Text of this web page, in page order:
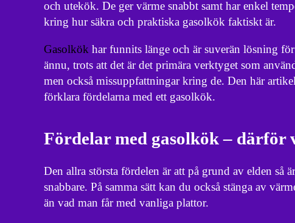
och utekök. De ger värme snabbt samt har enkel
kring hur säkra och praktiska gasolkök faktiskt är.
Gasolkök har funnits länge och är suverän lösning
ännu, trots att det är det primära verktyget som
men också missuppfattningar kring de. Den här
förklara fördelarna med ett gasolkök.
Fördelar med gasolkök – därför
Den allra största fördelen är att på grund av elden så
snabbare. På samma sätt kan du också stänga av
än vad man får med vanliga plattor.